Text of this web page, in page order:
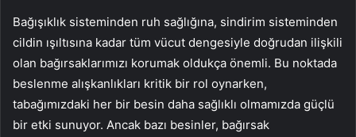
Bağışıklık sisteminden ruh sağlığına, sindirim sisteminden
cildin ışıltısına kadar tüm vücut dengesiyle doğrudan ilişkili
olan bağırsaklarımızı korumak oldukça önemli. Bu noktada
beslenme alışkanlıkları kritik bir rol oynarken,
tabağımızdaki her bir besin daha sağlıklı olmamızda güçlü
bir etki sunuyor. Ancak bazı besinler, bağırsak